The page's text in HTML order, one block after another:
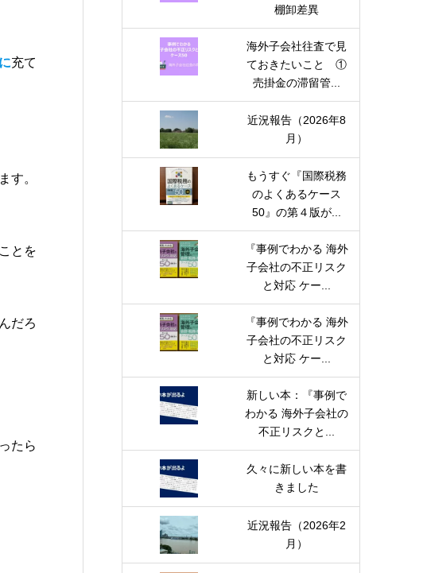
充て
す。
とを
だろ
たら
棚卸差異
海外子会社往査で見
ておきたいこと ①
売掛金の滞留管...
近況報告（2026年8
月）
もうすぐ『国際税務
のよくあるケース
50』の第４版が...
『事例でわかる 海外
子会社の不正リスク
と対応 ケー...
『事例でわかる 海外
子会社の不正リスク
と対応 ケー...
新しい本：『事例で
わかる 海外子会社の
不正リスクと...
久々に新しい本を書
きました
近況報告（2026年2
月）